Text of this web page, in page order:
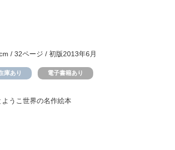
/ 32ページ / 初版2013年6月
庫あり 電子書籍あり
うこ世界の名作絵本